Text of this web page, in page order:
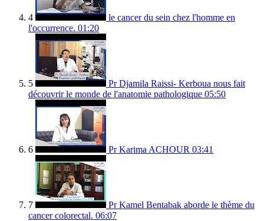
4
le cancer du sein chez l'homme en
l'occurrence. 01:20
5
Pr Djamila Raissi- Kerboua nous fait
découvrir le monde de l'anatomie pathologique 05:50
6 Pr Karima ACHOUR 03:41
7
Pr Kamel Bentabak aborde le thème du
cancer colorectal. 06:07